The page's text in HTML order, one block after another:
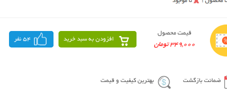
قیمت محصول
349,000 تومان
افزودن به سبد خرید 54 نفر
ضمانت بازگشت بهترین کیفیت و قیمت